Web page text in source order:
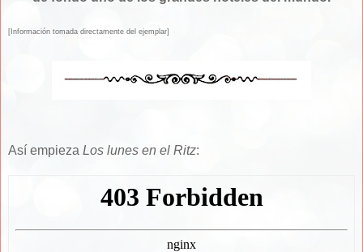
[Información tomada directamente del ejemplar]
Así empieza Los lunes en el Ritz: